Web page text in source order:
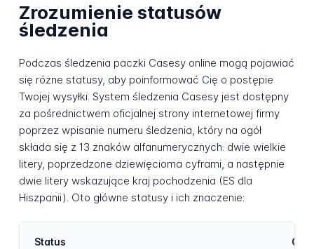
Zrozumienie statusów
śledzenia
Podczas śledzenia paczki Casesy online mogą pojawiać
się różne statusy, aby poinformować Cię o postępie
Twojej wysyłki. System śledzenia Casesy jest dostępny
za pośrednictwem oficjalnej strony internetowej firmy
poprzez wpisanie numeru śledzenia, który na ogół
składa się z 13 znaków alfanumerycznych: dwie wielkie
litery, poprzedzone dziewięcioma cyframi, a następnie
dwie litery wskazujące kraj pochodzenia (ES dla
Hiszpanii). Oto główne statusy i ich znaczenie:
Status Opis